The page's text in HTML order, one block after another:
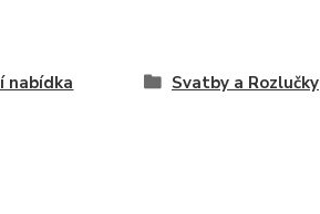
nabídka Svatby a Rozlučky